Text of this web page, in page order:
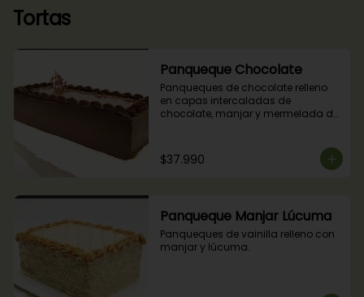
Tortas
Panqueque Chocolate
Panqueques de chocolate relleno
en capas intercaladas de
chocolate, manjar y mermelada de
$37.990
Panqueque Manjar Lúcuma
Panqueques de vainilla relleno con
manjar y lúcuma.